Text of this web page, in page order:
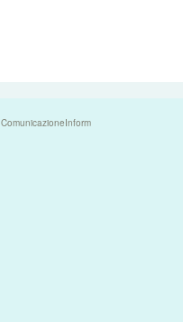
ComunicazioneInform